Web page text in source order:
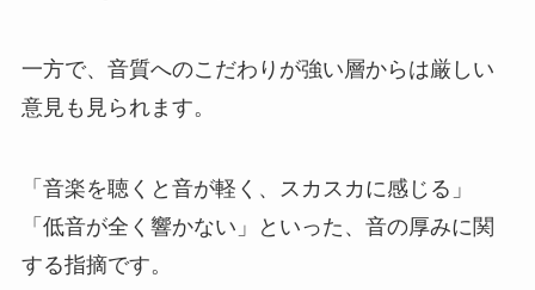
一方で、音質へのこだわりが強い層からは厳しい
意見も見られます。
「音楽を聴くと音が軽く、スカスカに感じる」
「低音が全く響かない」といった、音の厚みに関
する指摘です。